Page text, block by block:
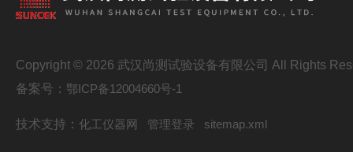
Copyright © 2026 武汉尚测试验设备有限公司 All Rights
备案号： 鄂ICP备12004660号-1
技术支持： 化工仪器网 管理登录 sitemap.xml